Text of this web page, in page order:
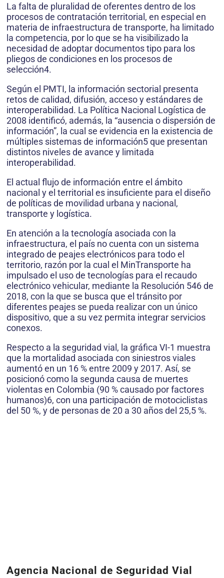
La falta de pluralidad de oferentes dentro de los
procesos de contratación territorial, en especial en
materia de infraestructura de transporte, ha limitado
la competencia, por lo que se ha visibilizado la
necesidad de adoptar documentos tipo para los
pliegos de condiciones en los procesos de
selección4.
Según el PMTI, la información sectorial presenta
retos de calidad, difusión, acceso y estándares de
interoperabilidad. La Política Nacional Logística de
2008 identificó, además, la “ausencia o dispersión de
información”, la cual se evidencia en la existencia de
múltiples sistemas de información5 que presentan
distintos niveles de avance y limitada
interoperabilidad.
El actual flujo de información entre el ámbito
nacional y el territorial es insuficiente para el diseño
de políticas de movilidad urbana y nacional,
transporte y logística.
En atención a la tecnología asociada con la
infraestructura, el país no cuenta con un sistema
integrado de peajes electrónicos para todo el
territorio, razón por la cual el MinTransporte ha
impulsado el uso de tecnologías para el recaudo
electrónico vehicular, mediante la Resolución 546 de
2018, con la que se busca que el tránsito por
diferentes peajes se pueda realizar con un único
dispositivo, que a su vez permita integrar servicios
conexos.
Respecto a la seguridad vial, la gráfica VI-1 muestra
que la mortalidad asociada con siniestros viales
aumentó en un 16 % entre 2009 y 2017. Así, se
posicionó como la segunda causa de muertes
violentas en Colombia (90 % causado por factores
humanos)6, con una participación de motociclistas
del 50 %, y de personas de 20 a 30 años del 25,5 %.
Agencia Nacional de Seguridad Vial